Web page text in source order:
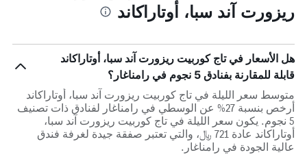
ريزورت آند سبا، أوتاراكاند
هل الأسعار في تاج كوربيت ريزورت آند سبا، أوتاراكاند
قابلة للمقارنة بفنادق 5 نجوم في رامناغار؟
متوسط سعر الليلة في تاج كوربيت ريزورت آند سبا، أوتاراكاند
أرخص بنسبة 27% عن الوسطي في رامناغار لفنادق ذات تصنيف
5 نجوم. يكون سعر الليلة في تاج كوربيت ريزورت آند سبا،
أوتاراكاند عادة 721 ﷼، والتي تعتبر صفقة جيدة لغرفة فندق
عالية الجودة في رامناغار.